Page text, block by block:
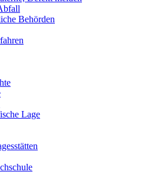
Behörden
Lage